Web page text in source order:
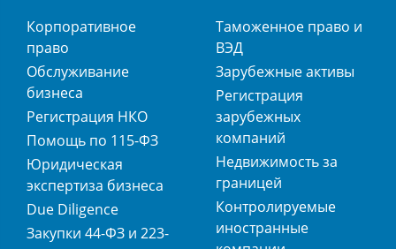
Корпоративное
право
Обслуживание
бизнеса
Регистрация НКО
Помощь по 115-ФЗ
Юридическая
экспертиза бизнеса
Due Diligence
Закупки 44-ФЗ и 223-
Таможенное право и
ВЭД
Зарубежные активы
Регистрация
зарубежных
компаний
Недвижимость за
границей
Контролируемые
иностранные